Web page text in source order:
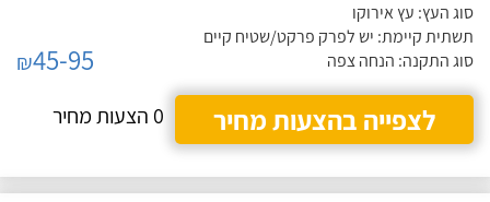
סוג העץ: עץ אירוקו
תשתית קיימת: יש לפרק פרקט/שטיח קיים
סוג התקנה: הנחה צפה
₪45-95
לצפייה בהצעות מחיר
0 הצעות מחיר